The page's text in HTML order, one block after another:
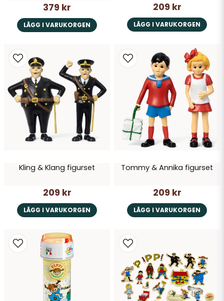
379 kr
LÄGG I VARUKORGEN
209 kr
LÄGG I VARUKORGEN
Kling & Klang figurset
209 kr
LÄGG I VARUKORGEN
Tommy & Annika figurset
209 kr
LÄGG I VARUKORGEN